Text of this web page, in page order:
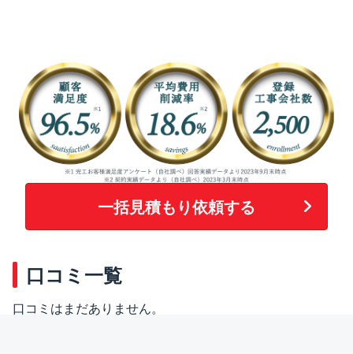
一括見積もり依頼する
口コミ一覧
口コミはまだありません。